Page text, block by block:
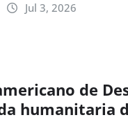
Jul 3, 2026
de
humanitaria